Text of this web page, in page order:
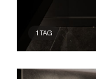
1TAG